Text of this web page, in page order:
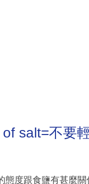
salt=不要
度跟食鹽有甚麼